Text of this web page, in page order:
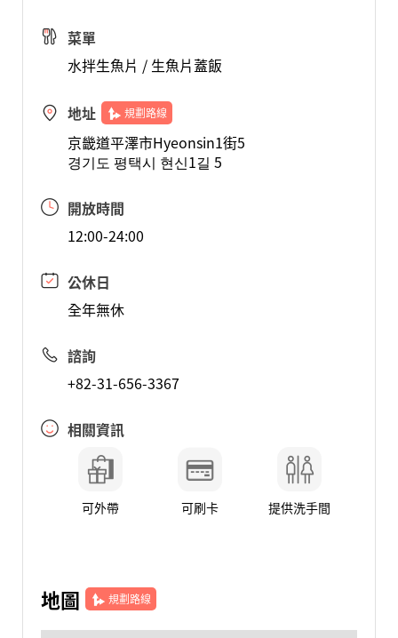
菜單
水拌生魚片 / 生魚片蓋飯
地址 規劃路線
京畿道平澤市Hyeonsin1街5
경기도 평택시 현신1길 5
開放時間
12:00-24:00
公休日
全年無休
諮詢
+82-31-656-3367
相關資訊
可外帶 可刷卡 提供洗手間
地圖 規劃路線